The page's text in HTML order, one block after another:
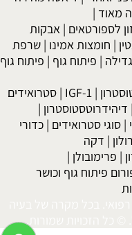
מאוד |
לספורטאים | אבקות
| חומצות אמינו |שרפת
| פיתוח גוף | פיתוח גוף
|
IGF-1
|סטרואידים
| דיהידרוטסטוסטרון |
| סוגי סטרואידים | כדורי
| דקה
| פרימובולן |
פיתוח גוף וכושר
בכל מקרה של בעיה
כל הזכויות שמורות.